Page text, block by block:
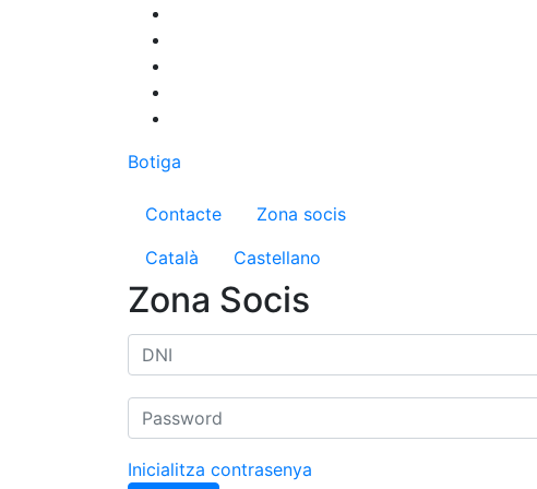
Botiga
Menú del compte d'usuari
Contacte
Zona socis
Català
Castellano
Zona Socis
Inicialitza contrasenya